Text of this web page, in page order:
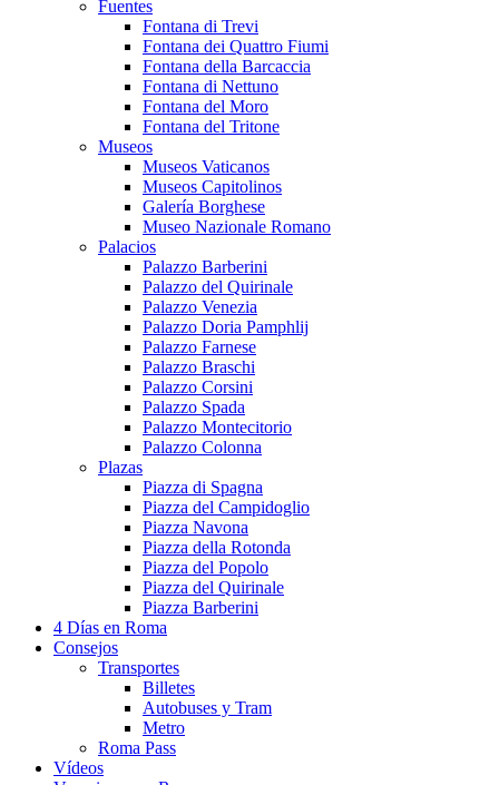
Fuentes
Fontana di Trevi
Fontana dei Quattro Fiumi
Fontana della Barcaccia
Fontana di Nettuno
Fontana del Moro
Fontana del Tritone
Museos
Museos Vaticanos
Museos Capitolinos
Galería Borghese
Museo Nazionale Romano
Palacios
Palazzo Barberini
Palazzo del Quirinale
Palazzo Venezia
Palazzo Doria Pamphlij
Palazzo Farnese
Palazzo Braschi
Palazzo Corsini
Palazzo Spada
Palazzo Montecitorio
Palazzo Colonna
Plazas
Piazza di Spagna
Piazza del Campidoglio
Piazza Navona
Piazza della Rotonda
Piazza del Popolo
Piazza del Quirinale
Piazza Barberini
4 Días en Roma
Consejos
Transportes
Billetes
Autobuses y Tram
Metro
Roma Pass
Vídeos